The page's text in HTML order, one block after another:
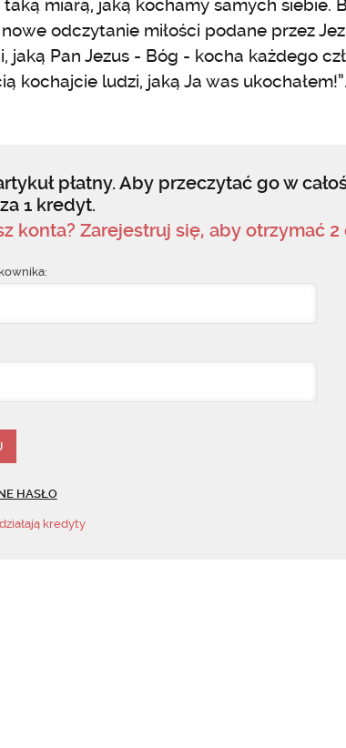
miarą, jaką kochamy samych siebie.
odczytanie miłości podane przez
jaką Pan Jezus - Bóg - kocha każdego
kochajcie ludzi, jaką Ja was ukochałem!”.
płatny. Aby przeczytać go w
1 kredyt.
konta? Zarejestruj się, aby otrzymać
HASŁO
kredyty